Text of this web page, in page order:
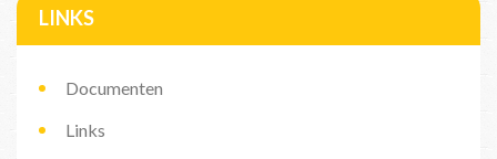
LINKS
Documenten
Links